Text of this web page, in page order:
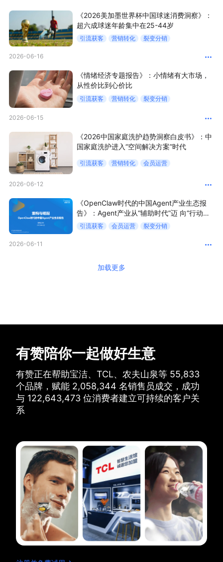
认证服务商 设计服务商
《2026美加墨世界杯中国球迷消费洞察》：
超六成球迷年龄集中在25-44岁
引流获客 营销转化 裂变分销
2026-06-16
《情绪经济专题报告》：小情绪有大市场，
从性价比到心价比
引流获客 营销转化 裂变分销
2026-06-15
《2026中国家庭洗护趋势洞察白皮书》：中
国家庭洗护进入“空间解决方案”时代
引流获客 营销转化 会员运营
2026-06-12
《OpenClaw时代的中国Agent产业生态报
告》：Agent产业从“辅助时代”迈 向“行动时
代”
引流获客 会员运营 裂变分销
2026-06-11
加载更多
有赞陪你一起做好生意
有赞正在帮助宝洁、TCL、农夫山泉等 55,833
个品牌， 赋能 2,058,344 名销售员成交， 成功
与 122,643,473 位消费者建立可持续的客户关
系